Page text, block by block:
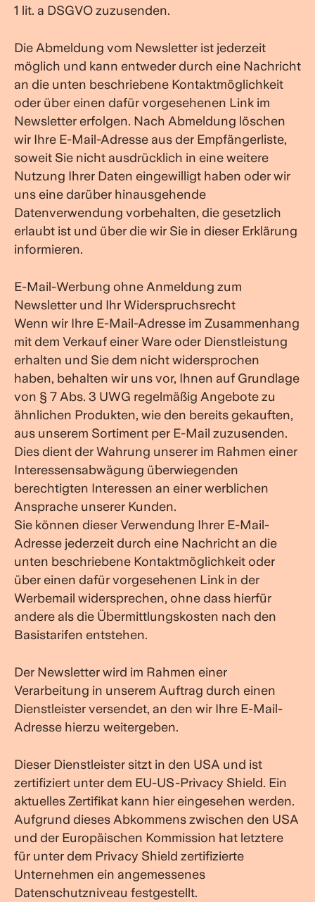
1 lit. a DSGVO zuzusenden.
Die Abmeldung vom Newsletter ist jederzeit
möglich und kann entweder durch eine Nachricht
an die unten beschriebene Kontaktmöglichkeit
oder über einen dafür vorgesehenen Link im
Newsletter erfolgen. Nach Abmeldung löschen
wir Ihre E-Mail-Adresse aus der Empfängerliste,
soweit Sie nicht ausdrücklich in eine weitere
Nutzung Ihrer Daten eingewilligt haben oder wir
uns eine darüber hinausgehende
Datenverwendung vorbehalten, die gesetzlich
erlaubt ist und über die wir Sie in dieser Erklärung
informieren.
E-Mail-Werbung ohne Anmeldung zum
Newsletter und Ihr Widerspruchsrecht
Wenn wir Ihre E-Mail-Adresse im Zusammenhang
mit dem Verkauf einer Ware oder Dienstleistung
erhalten und Sie dem nicht widersprochen
haben, behalten wir uns vor, Ihnen auf Grundlage
von § 7 Abs. 3 UWG regelmäßig Angebote zu
ähnlichen Produkten, wie den bereits gekauften,
aus unserem Sortiment per E-Mail zuzusenden.
Dies dient der Wahrung unserer im Rahmen einer
Interessensabwägung überwiegenden
berechtigten Interessen an einer werblichen
Ansprache unserer Kunden.
Sie können dieser Verwendung Ihrer E-Mail-
Adresse jederzeit durch eine Nachricht an die
unten beschriebene Kontaktmöglichkeit oder
über einen dafür vorgesehenen Link in der
Werbemail widersprechen, ohne dass hierfür
andere als die Übermittlungskosten nach den
Basistarifen entstehen.
Der Newsletter wird im Rahmen einer
Verarbeitung in unserem Auftrag durch einen
Dienstleister versendet, an den wir Ihre E-Mail-
Adresse hierzu weitergeben.
Dieser Dienstleister sitzt in den USA und ist
zertifiziert unter dem EU-US-Privacy Shield. Ein
aktuelles Zertifikat kann hier eingesehen werden.
Aufgrund dieses Abkommens zwischen den USA
und der Europäischen Kommission hat letztere
für unter dem Privacy Shield zertifizierte
Unternehmen ein angemessenes
Datenschutzniveau festgestellt.